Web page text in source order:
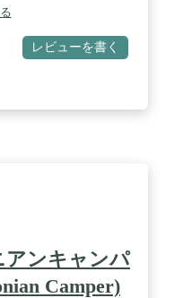
ハンマー２本とガイ
レビューを書く
アンキャンパ
Camper)